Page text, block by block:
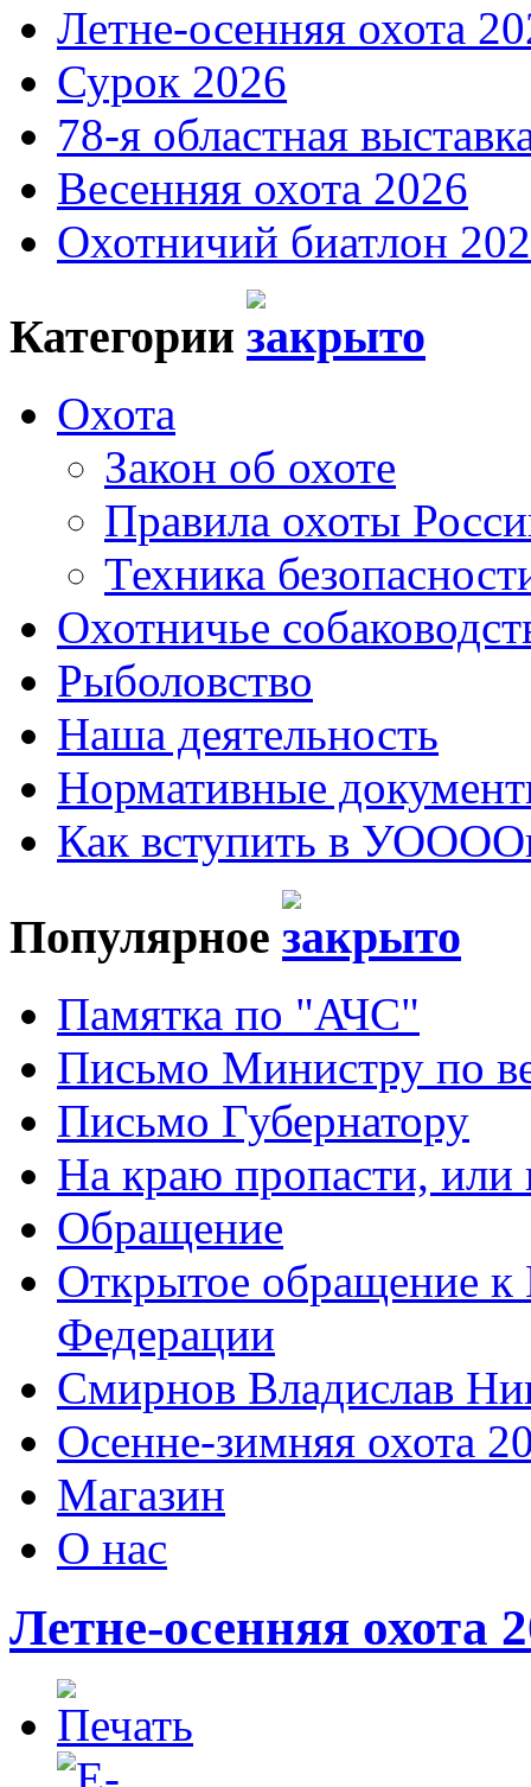
Летне-осенняя охота
Сурок 2026
78-я областная
Весенняя охота 2026
Охотничий биатлон
Категории
Охота
Закон об охоте
Правила охоты
Техника
Охотничье
Рыболовство
Наша деятельность
Нормативные
Как вступить в
Популярное
Памятка по "АЧС"
Письмо Министру по
Письмо Губернатору
На краю пропасти, или
Обращение
Открытое обращение к
Федерации
Смирнов Владислав
Осенне-зимняя охота
Магазин
О нас
Летне-осенняя охота